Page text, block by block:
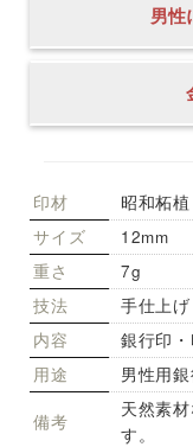
男性
印材
昭和柘植
サイズ
12mm
重さ
7g
技法
手仕上
内容
銀行印
用途
男性用
備考
天然素
す。